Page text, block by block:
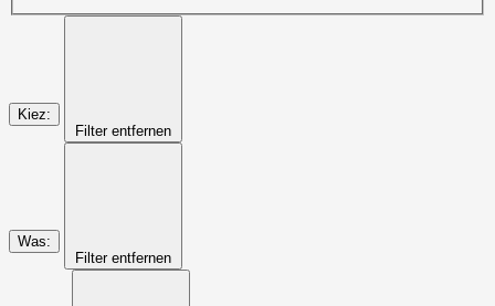
Kiez:
Filter entfernen
Was:
Filter entfernen